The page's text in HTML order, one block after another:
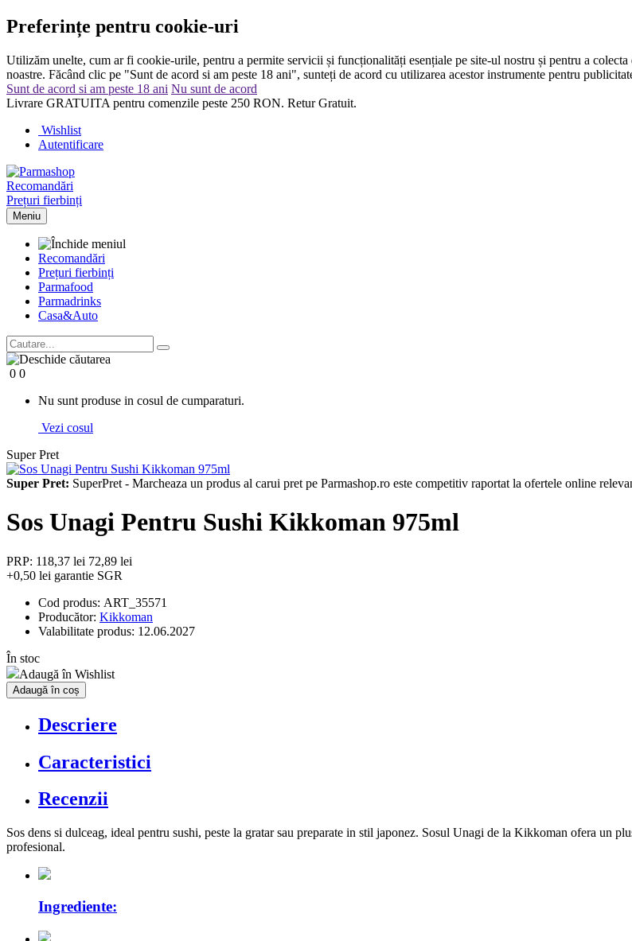
Preferințe pentru cookie-uri
Utilizăm unelte, cum ar fi cookie-urile, pentru a permite servicii și funcționalități esențiale pe site-ul nostru și pentru a
noastre. Făcând clic pe "Sunt de acord si am peste 18 ani", sunteți de acord cu utilizarea acestor instrumente pentru
Sunt de acord si am peste 18 ani Nu sunt de acord
Livrare GRATUITA pentru comenzile peste 250 RON. Retur Gratuit.
Wishlist
Autentificare
Recomandări
Prețuri fierbinți
Meniu
Recomandări
Prețuri fierbinți
Parmafood
Parmadrinks
Casa&Auto
0 0
Nu sunt produse in cosul de cumparaturi.
Vezi cosul
Super Pret
Super Pret: SuperPret - Marcheaza un produs al carui pret pe Parmashop.ro este competitiv raportat la ofertele online
Sos Unagi Pentru Sushi Kikkoman 975ml
PRP: 118,37 lei 72,89 lei
+0,50 lei garantie SGR
Cod produs: ART_35571
Producător: Kikkoman
Valabilitate produs: 12.06.2027
În stoc
Adaugă în Wishlist
Adaugă în coș
Descriere
Caracteristici
Recenzii
Sos dens si dulceag, ideal pentru sushi, peste la gratar sau preparate in stil japonez. Sosul Unagi de la Kikkoman ofera un
profesional.
Ingrediente: